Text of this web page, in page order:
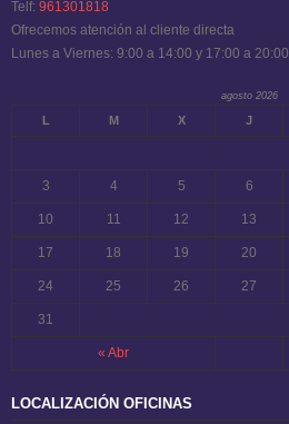
Telf: 961301818
Ofrecemos atención al cliente directa
Lunes a Viernes: 9:00 a 14:00 y 17:00 a 20:00
agosto 2026
L M X J
« Abr
3 4 5 6
10 11 12 13
17 18 19 20
24 25 26 27
31
LOCALIZACIÓN OFICINAS